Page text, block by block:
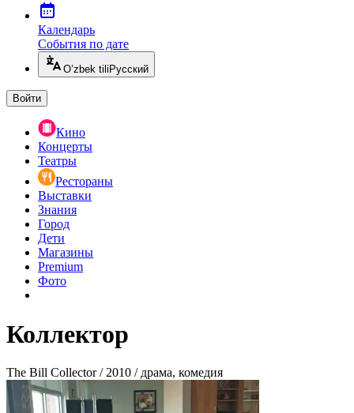
Календарь
События по дате
O’zbek tili Русский
Войти
Кино
Концерты
Театры
Рестораны
Выставки
Знания
Город
Дети
Магазины
Premium
Фото
Коллектор
The Bill Collector / 2010 / драма, комедия